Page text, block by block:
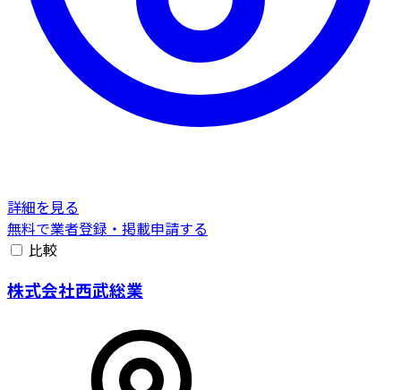
詳細を見る
無料で業者登録・掲載申請する
比較
株式会社西武総業